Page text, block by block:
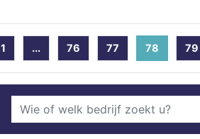
1 ... 76 77 78 (current)
79